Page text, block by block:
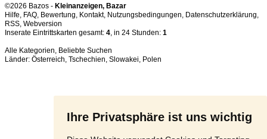
Ihre Privatsphäre ist uns wichtig
©2026 Bazos - Kleinanzeigen, Bazar
Hilfe, FAQ, Bewertung, Kontakt, Nutzungsbedingungen, Datenschutzerklärung,
RSS,
Inserate Eintrittskarten gesamt: 4, in 24 Stunden: 1
Alle Kategorien, Beliebte Suchen
Länder: Österreich, Tschechien, Slowakei, Polen